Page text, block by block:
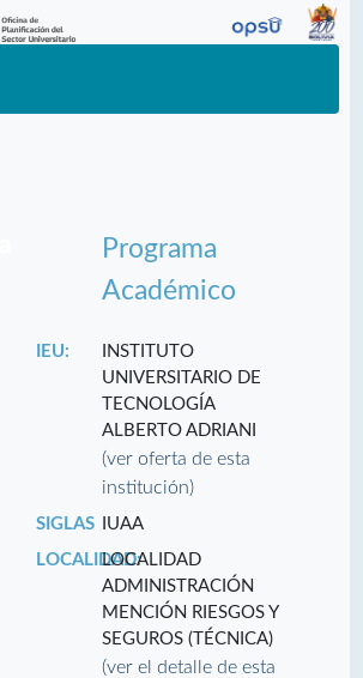
Programa
Académico
IEU:
INSTITUTO
UNIVERSITARIO DE
TECNOLOGÍA
ALBERTO ADRIANI
(ver oferta de esta
institución)
SIGLAS
IUAA
LOCALIDAD:LOCALIDAD
ADMINISTRACIÓN
MENCIÓN RIESGOS Y
SEGUROS (TÉCNICA)
(ver el detalle de esta